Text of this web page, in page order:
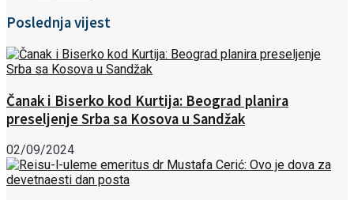
Poslednja vijest
Čanak i Biserko kod Kurtija: Beograd planira
preseljenje Srba sa Kosova u Sandžak
02/09/2024